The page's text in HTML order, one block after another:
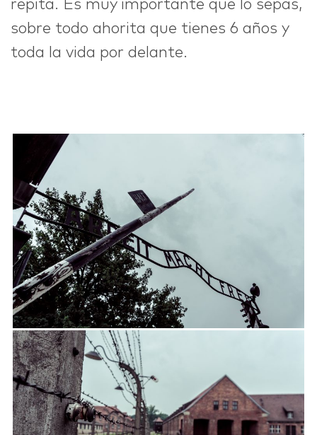
repita. Es muy importante que lo sepas,
sobre todo ahorita que tienes 6 años y
toda la vida por delante.